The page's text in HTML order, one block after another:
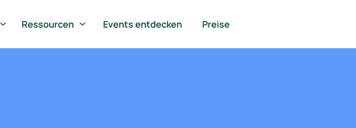
Ressourcen Events entdecken Preise